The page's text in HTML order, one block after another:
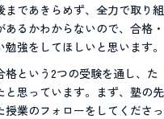
であきらめず、全力で取り組
るかわからないので、合格・
強をしてほしいと思います。
という2つの受験を通し、た
と思っています。まず、塾の先
業のフォローをしてくださっ